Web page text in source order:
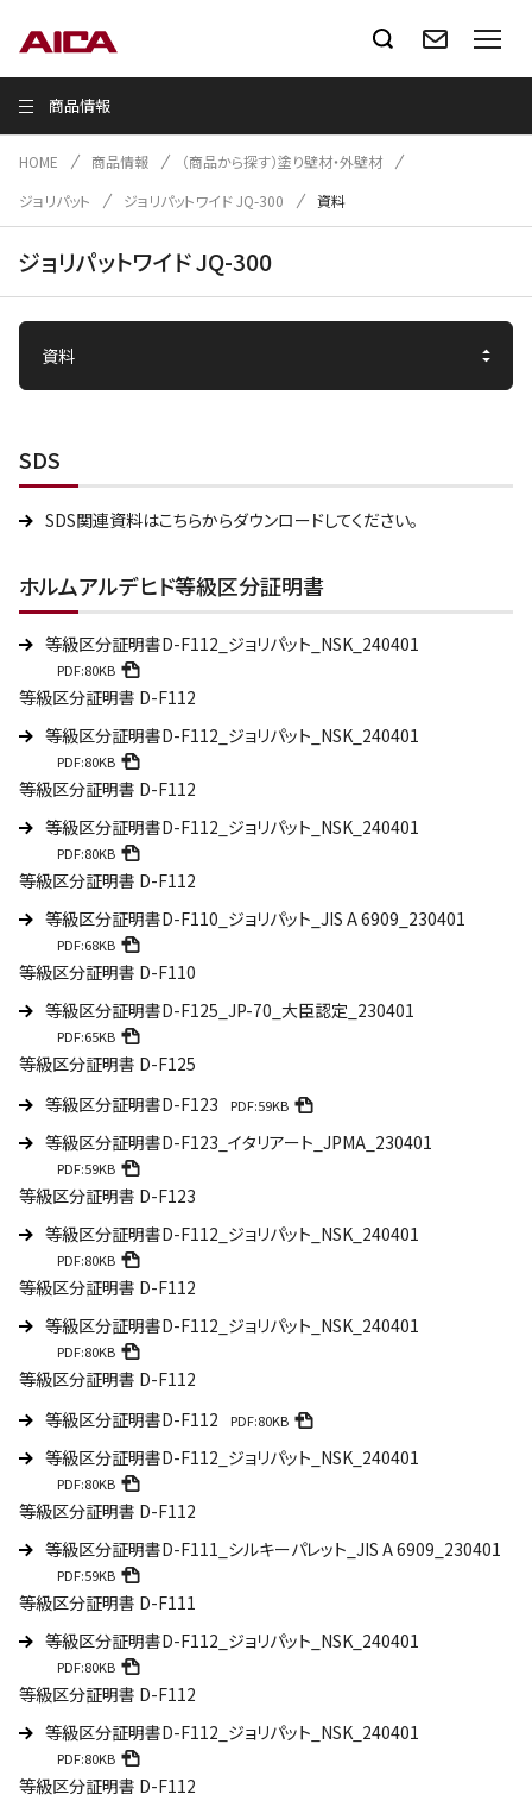
商品情報
HOME 商品情報
（商品から探す）塗り壁材・外壁材
ジョリパット
ジョリパットワイド JQ-300 資料
ジョリパットワイド JQ-300
SDS
SDS関連資料はこちらからダウンロードしてください。
ホルムアルデヒド等級区分証明書
等級区分証明書D-F112_ジョリパット_NSK_240401
PDF:80KB
等級区分証明書 D-F112
等級区分証明書D-F112_ジョリパット_NSK_240401
PDF:80KB
等級区分証明書 D-F112
等級区分証明書D-F112_ジョリパット_NSK_240401
PDF:80KB
等級区分証明書 D-F112
等級区分証明書D-F110_ジョリパット_JIS A 6909_230401
PDF:68KB
等級区分証明書 D-F110
等級区分証明書D-F125_JP-70_大臣認定_230401
PDF:65KB
等級区分証明書 D-F125
等級区分証明書D-F123
PDF:59KB
等級区分証明書D-F123_イタリアート_JPMA_230401
PDF:59KB
等級区分証明書 D-F123
等級区分証明書D-F112_ジョリパット_NSK_240401
PDF:80KB
等級区分証明書 D-F112
等級区分証明書D-F112_ジョリパット_NSK_240401
PDF:80KB
等級区分証明書 D-F112
等級区分証明書D-F112
PDF:80KB
等級区分証明書D-F112_ジョリパット_NSK_240401
PDF:80KB
等級区分証明書 D-F112
等級区分証明書D-F111_シルキーパレット_JIS A 6909_230401
PDF:59KB
等級区分証明書 D-F111
等級区分証明書D-F112_ジョリパット_NSK_240401
PDF:80KB
等級区分証明書 D-F112
等級区分証明書D-F112_ジョリパット_NSK_240401
PDF:80KB
等級区分証明書 D-F112